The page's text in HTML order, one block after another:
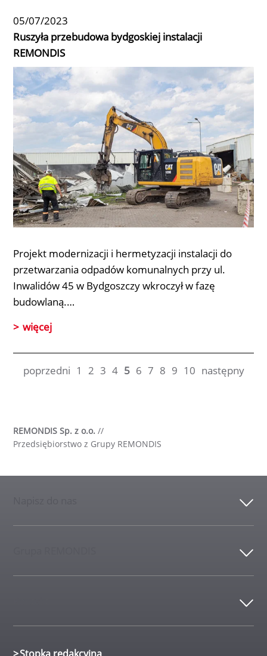
05/07/2023
Ruszyła przebudowa bydgoskiej instalacji
REMONDIS
Projekt modernizacji i hermetyzacji instalacji do
przetwarzania odpadów komunalnych przy ul.
Inwalidów 45 w Bydgoszczy wkroczył w fazę
budowlaną.…
więcej
poprzedni 1 2 3 4 5 6 7 8 9 10 następny
REMONDIS Sp. z o.o. //
Przedsiębiorstwo z Grupy REMONDIS